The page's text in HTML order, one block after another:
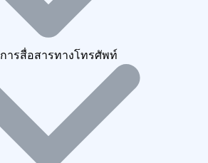
การสื่อสารทางโทรศัพท์